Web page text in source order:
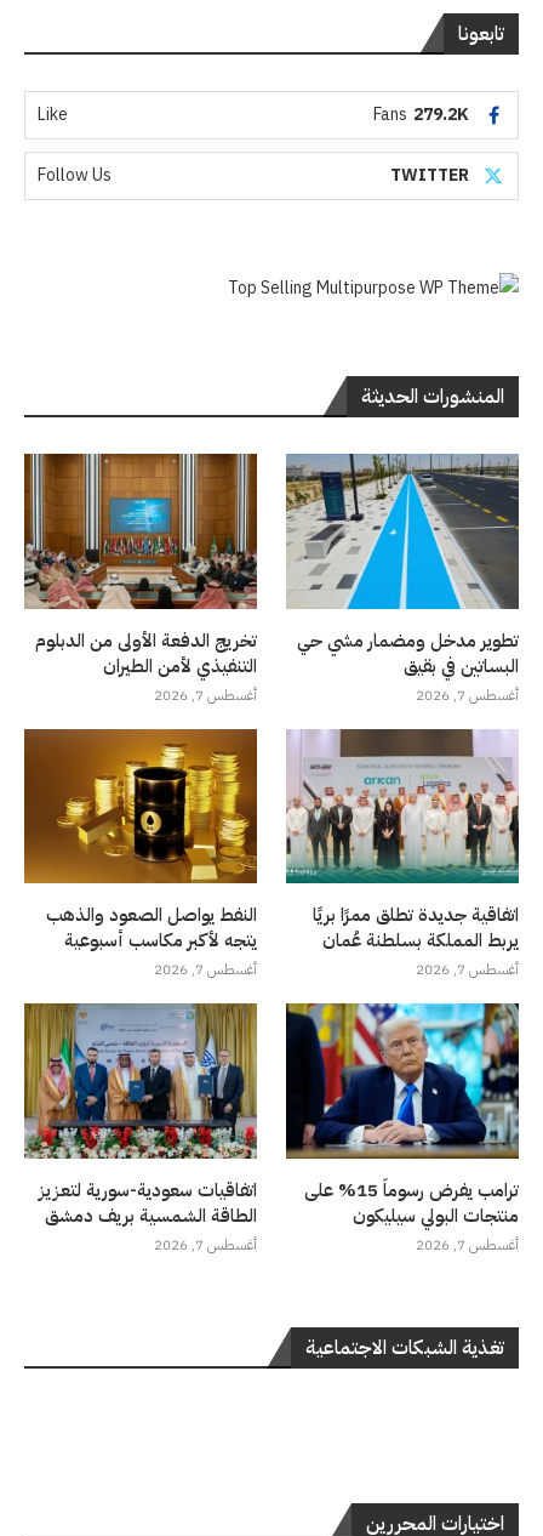
تابعونا
279.2K
Fans
Like
TWITTER
Follow Us
المنشورات الحديثة
تطوير مدخل ومضمار مشي حي
البساتين في بقيق
أغسطس 7, 2026
تخريج الدفعة الأولى من الدبلوم
التنفيذي لأمن الطيران
أغسطس 7, 2026
اتفاقية جديدة تطلق ممرًا بريًا
يربط المملكة بسلطنة عُمان
أغسطس 7, 2026
النفط يواصل الصعود والذهب
يتجه لأكبر مكاسب أسبوعية
أغسطس 7, 2026
ترامب يفرض رسوماً 15% على
منتجات البولي سيليكون
أغسطس 7, 2026
اتفاقيات سعودية-سورية لتعزيز
الطاقة الشمسية بريف دمشق
أغسطس 7, 2026
تغذية الشبكات الاجتماعية
اختيارات المحررين